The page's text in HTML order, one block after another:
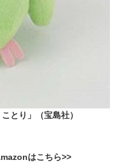
とり」（宝島社）
はこちら>>